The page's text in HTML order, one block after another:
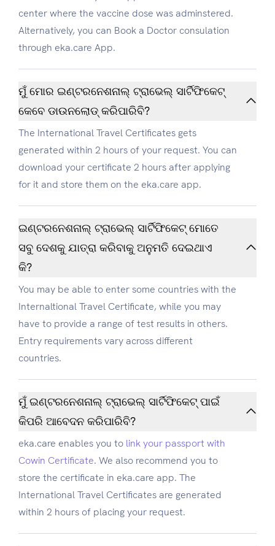
center where the vaccine dose was adminstered.
Alternatively, you can Book a Doctor consulation
through eka.care App.
ମୁଁ ମୋର ଇଣ୍ଟରନେଶନାଲ୍ ଟ୍ରାଭେଲ୍ ସାର୍ଟିଫିକେଟ୍
କେବେ ଡାଉନଲୋଡ୍ କରିପାରିବି?
The International Travel Certificates gets
generated within 2 hours of your request. You can
download your certificate 2 hours after applying
for it and store them on the eka.care app.
ଇଣ୍ଟରନେଶନାଲ୍ ଟ୍ରାଭେଲ୍ ସାର୍ଟିଫିକେଟ୍ ମୋତେ
ସବୁ ଦେଶକୁ ଯାତ୍ରା କରିବାକୁ ଅନୁମତି ଦେଇଥାଏ
କି?
You may be able to enter some countries with the
Internaltional Travel Certificate, while you may
have to provide a range of test results in others.
Entry requirements vary across different
countries.
ମୁଁ ଇଣ୍ଟରନେଶନାଲ୍ ଟ୍ରାଭେଲ୍ ସାର୍ଟିଫିକେଟ୍ ପାଇଁ
କିପରି ଆବେଦନ କରିପାରିବି?
eka.care enables you to link your passport with
Cowin Certificate. We also recommend you to
store the certificate in eka.care app. The
International Travel Certificates are generated
within 2 hours of placing your request.